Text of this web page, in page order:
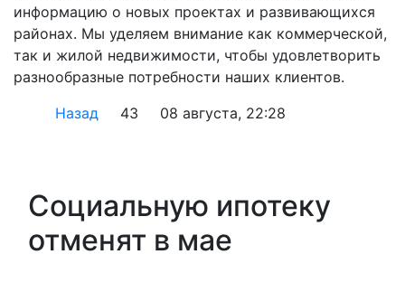
информацию о новых проектах и развивающихся
районах. Мы уделяем внимание как коммерческой,
так и жилой недвижимости, чтобы удовлетворить
разнообразные потребности наших клиентов.
Назад
43 08 августа, 22:28
Социальную ипотеку
отменят в мае